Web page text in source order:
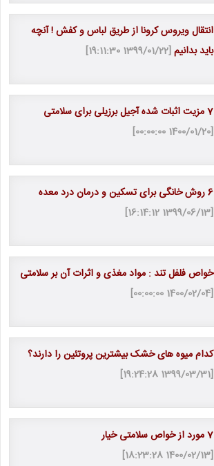
انتقال ویروس کرونا از طریق لباس و کفش ! آنچه
باید بدانیم[1399/01/22 19:11:30]
7 مزیت اثبات شده آجیل برزیلی برای سلامتی
[1400/01/20 00:00:00]
6 روش خانگی برای تسکین و درمان درد معده
[1399/06/13 16:14:12]
خواص فلفل تند : مواد مغذی و اثرات آن بر سلامتی
[1400/02/04 00:00:00]
کدام میوه های خشک بیشترین پروتئین را دارند؟
[1399/03/31 19:24:28]
7 مورد از خواص سلامتی خیار
[1400/02/13 18:23:28]